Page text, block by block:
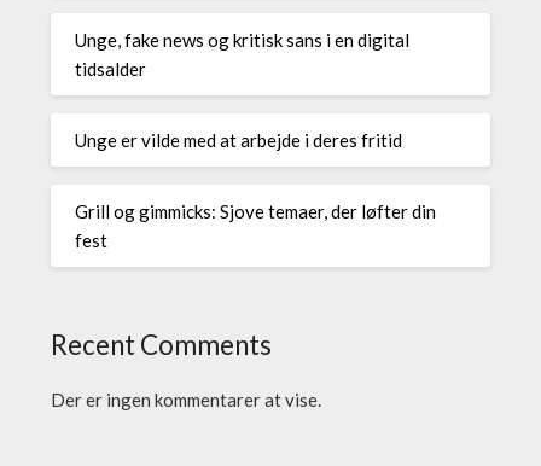
Unge, fake news og kritisk sans i en digital
tidsalder
Unge er vilde med at arbejde i deres fritid
Grill og gimmicks: Sjove temaer, der løfter din
fest
Recent Comments
Der er ingen kommentarer at vise.